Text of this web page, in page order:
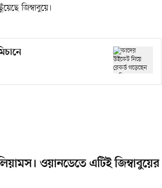
জিম্বাবুয়ে।
ওয়ানডেতে এটিই জিম্বাবুয়ের